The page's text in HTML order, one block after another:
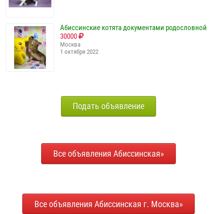
Абиссинские котята документами родословной
30000
Москва
1 октября 2022
Подать объявление
Все объявления Абиссинская»
Все объявления Абиссинская г. Москва»